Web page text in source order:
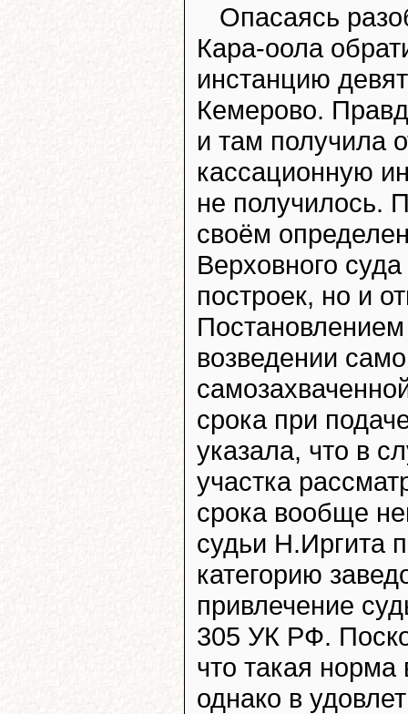
Опасаясь
Кара-оола
инстанцию
Кемерово.
и там получила
кассационную
не получилось.
своём
Верховного
построек, но и
возведении
срока при
указала, что в
участка
срока вообще
судьи Н.Иргита
категорию
привлечение
305 УК РФ.
что такая норма
однако в